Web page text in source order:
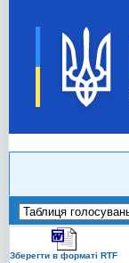
Зберегти в форматі RTF